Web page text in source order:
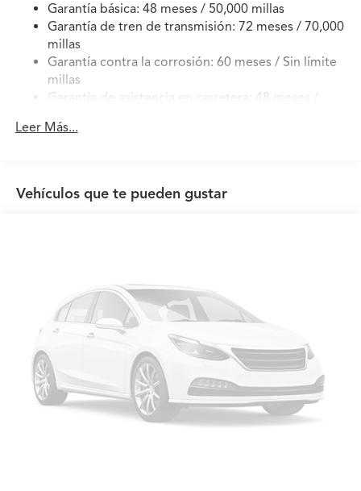
Garantía básica: 48 meses / 50,000 millas
Garantía de tren de transmisión: 72 meses / 70,000
millas
Garantía contra la corrosión: 60 meses / Sin límite
millas
Garantía de asistencia en carretera: 48 meses /
Garantía de mantenimiento: 12 meses / 12,000
Leer Más...
Vehículos que te pueden gustar